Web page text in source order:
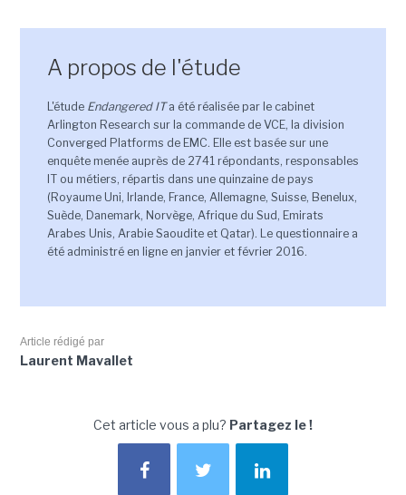
A propos de l'étude
L'étude Endangered ITa été réalisée par le cabinet
Arlington Research sur la commande de VCE, la division
Converged Platforms de EMC. Elle est basée sur une
enquête menée auprès de 2741 répondants, responsables
IT ou métiers, répartis dans une quinzaine de pays
(Royaume Uni, Irlande, France, Allemagne, Suisse, Benelux,
Suède, Danemark, Norvège, Afrique du Sud, Emirats
Arabes Unis, Arabie Saoudite et Qatar). Le questionnaire a
été administré en ligne en janvier et février 2016.
Article rédigé par
Laurent Mavallet
Cet article vous a plu? Partagez le !